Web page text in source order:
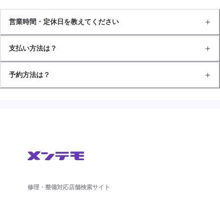
営業時間・定休日を教えてください
支払い方法は？
予約方法は？
修理・整備対応店舗検索サイト